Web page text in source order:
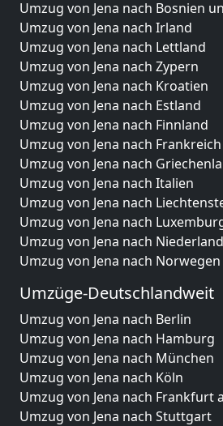
Umzug von Jena nach Bosnien
Umzug von Jena nach Irland
Umzug von Jena nach Lettland
Umzug von Jena nach Zypern
Umzug von Jena nach Kroatien
Umzug von Jena nach Estland
Umzug von Jena nach Finnland
Umzug von Jena nach Frankreich
Umzug von Jena nach
Umzug von Jena nach Italien
Umzug von Jena nach
Umzug von Jena nach
Umzug von Jena nach
Umzug von Jena nach Norwegen
Umzüge-Deutschlandweit
Umzug von Jena nach Berlin
Umzug von Jena nach Hamburg
Umzug von Jena nach München
Umzug von Jena nach Köln
Umzug von Jena nach Frankfurt
Umzug von Jena nach Stuttgart